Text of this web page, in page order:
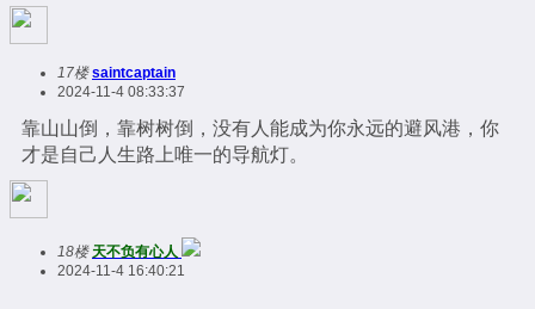
17楼 saintcaptain
2024-11-4 08:33:37
靠山山倒，靠树树倒，没有人能成为你永远的避风港，你
才是自己人生路上唯一的导航灯。
18楼 天不负有心人
2024-11-4 16:40:21